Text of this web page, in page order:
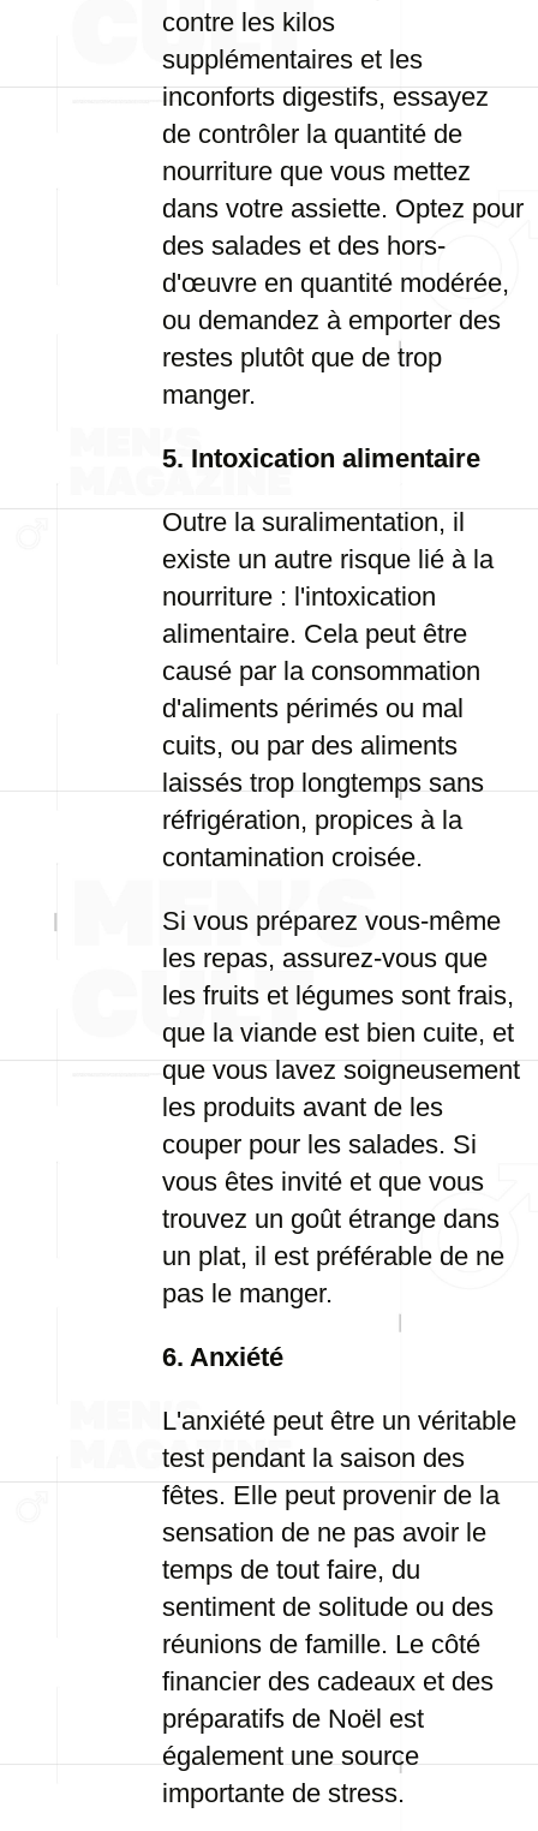
contre les kilos
supplémentaires et les
inconforts digestifs, essayez
de contrôler la quantité de
nourriture que vous mettez
dans votre assiette. Optez pour
des salades et des hors-
d'œuvre en quantité modérée,
ou demandez à emporter des
restes plutôt que de trop
manger.
5. Intoxication alimentaire
Outre la suralimentation, il
existe un autre risque lié à la
nourriture : l'intoxication
alimentaire. Cela peut être
causé par la consommation
d'aliments périmés ou mal
cuits, ou par des aliments
laissés trop longtemps sans
réfrigération, propices à la
contamination croisée.
Si vous préparez vous-même
les repas, assurez-vous que
les fruits et légumes sont frais,
que la viande est bien cuite, et
que vous lavez soigneusement
les produits avant de les
couper pour les salades. Si
vous êtes invité et que vous
trouvez un goût étrange dans
un plat, il est préférable de ne
pas le manger.
6. Anxiété
L'anxiété peut être un véritable
test pendant la saison des
fêtes. Elle peut provenir de la
sensation de ne pas avoir le
temps de tout faire, du
sentiment de solitude ou des
réunions de famille. Le côté
financier des cadeaux et des
préparatifs de Noël est
également une source
importante de stress.